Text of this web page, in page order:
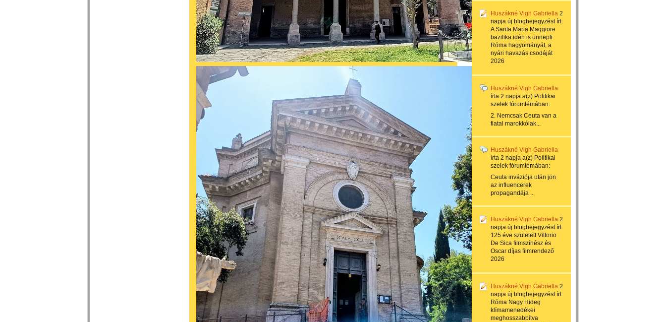
Huszákné Vigh Gabriella 2
napja új blogbejegyzést írt:
A Santa Maria Maggiore
bazilika idén is ünnepli
Róma hagyományát, a
nyári havazás csodáját
2026
Huszákné Vigh Gabriella
írta 2 napja a(z) Politikai
szelek fórumtémában:
2. Nemcsak Ceuta van a
fiatal marokkóiak...
Huszákné Vigh Gabriella
írta 2 napja a(z) Politikai
szelek fórumtémában:
Ceuta inváziója után jön
az influencerek
propagandája ...
Huszákné Vigh Gabriella 2
napja új blogbejegyzést írt:
125 éve született Vittorio
De Sica filmszínész és
Oscar díjas filmrendező
2026
Huszákné Vigh Gabriella 2
napja új blogbejegyzést írt:
Róma Nagy Hideg
klímamenedékei
meghosszabbítva